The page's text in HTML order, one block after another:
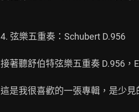
4. 弦樂五重奏：Schubert D.956
接著聽舒伯特弦樂五重奏 D.956，
這是我很喜歡的一張專輯，是少見